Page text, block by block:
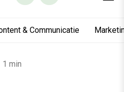
& Communicatie
1 min